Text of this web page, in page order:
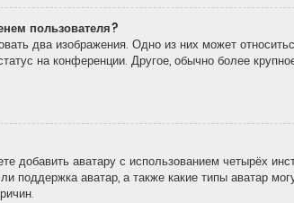
пользователя?
два изображения. Одно из них может
на конференции. Другое, обычно более
аватару с использованием четырёх
поддержка аватар, а также какие типы аватар